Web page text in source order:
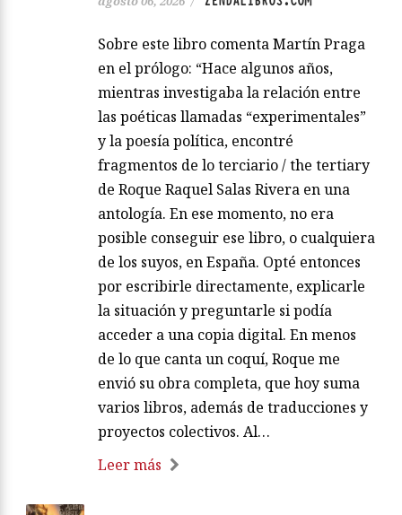
Sobre este libro comenta Martín Praga
en el prólogo: “Hace algunos años,
mientras investigaba la relación entre
las poéticas llamadas “experimentales”
y la poesía política, encontré
fragmentos de lo terciario / the tertiary
de Roque Raquel Salas Rivera en una
antología. En ese momento, no era
posible conseguir ese libro, o cualquiera
de los suyos, en España. Opté entonces
por escribirle directamente, explicarle
la situación y preguntarle si podía
acceder a una copia digital. En menos
de lo que canta un coquí, Roque me
envió su obra completa, que hoy suma
varios libros, además de traducciones y
proyectos colectivos. Al…
Leer más